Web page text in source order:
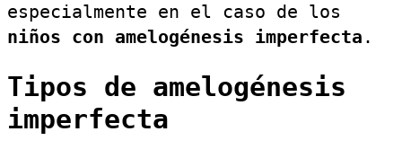
especialmente en el caso de los
niños con amelogénesis imperfecta .
Tipos de amelogénesis
imperfecta